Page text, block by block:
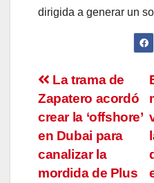
dirigida a generar un
de
entradas
La trama de
Zapatero acordó
crear la ‘offshore’
en Dubai para
canalizar la
mordida de Plus